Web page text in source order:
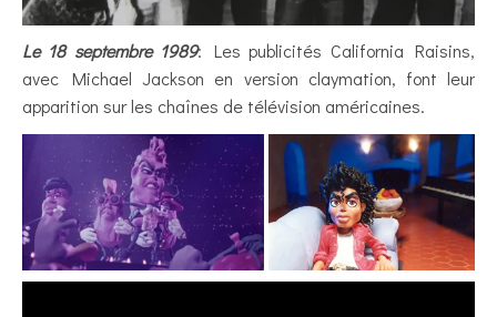
Le 18 septembre 1989: Les publicités California Raisins,
avec Michael Jackson en version claymation, font leur
apparition sur les chaînes de télévision américaines.